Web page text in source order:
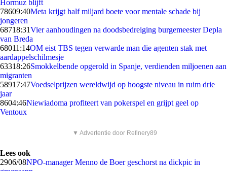
Hormuz blijft
78609:40Meta krijgt half miljard boete voor mentale schade bij
jongeren
68718:31Vier aanhoudingen na doodsbedreiging burgemeester Depla
van Breda
68011:14OM eist TBS tegen verwarde man die agenten stak met
aardappelschilmesje
63318:26Smokkelbende opgerold in Spanje, verdienden miljoenen aan
migranten
58917:47Voedselprijzen wereldwijd op hoogste niveau in ruim drie
jaar
8604:46Niewiadoma profiteert van pokerspel en grijpt geel op
Ventoux
▼ Advertentie door Refinery89
Lees ook
2906/08NPO-manager Menno de Boer geschorst na dickpic in